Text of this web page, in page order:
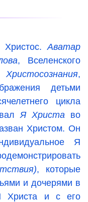
Аватар
, Вселенского
Христосознания,
детьми
цикла
Я Христа во
Христом. Он
Я
, которые
и дочерями в
Христа и с его